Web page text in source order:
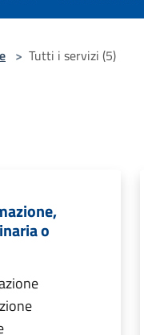
> Tutti i servizi (5)
o